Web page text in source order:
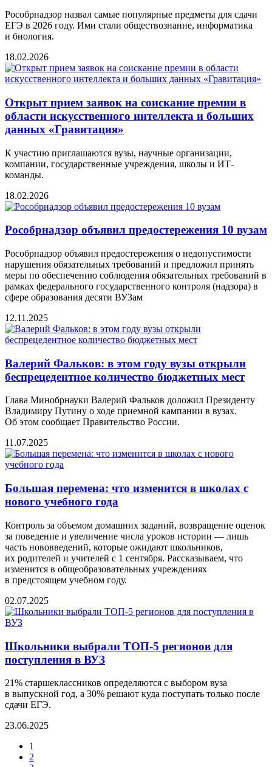
Рособрнадзор назвал самые популярные предметы для сдачи
ЕГЭ в 2026 году. Ими стали обществознание, информатика
и биология.
18.02.2026
Открыт прием заявок на соискание премии в
области искусственного интеллекта и больших
данных «Гравитация»
К участию приглашаются вузы, научные организации,
компании, государственные учреждения, школы и ИТ-
команды.
18.02.2026
Рособрнадзор объявил предостережения 10 вузам
Рособрнадзор объявил предостережения о недопустимости
нарушения обязательных требований и предложил принять
меры по обеспечению соблюдения обязательных требований в
рамках федерального государственного контроля (надзора) в
сфере образования десяти ВУЗам
12.11.2025
Валeрий Фальков: в этом году вузы открыли
бeспрeцeдeнтноe количeство бюджeтных мeст
Глава Минобрнауки Валерий Фальков доложил Президенту
Владимиру Путину о ходе приемной кампании в вузах.
Об этом сообщаeт Правитeльство России.
11.07.2025
Большая перемена: что изменится в школах с
нового учебного года
Контроль за объемом домашних заданий, возвращение оценок
за поведение и увеличение числа уроков истории — лишь
часть нововведений, которые ожидают школьников,
их родителей и учителей с 1 сентября. Рассказываем, что
изменится в общеобразовательных учреждениях
в предстоящем учебном году.
02.07.2025
Школьники выбрали ТОП-5 регионов для
поступления в ВУЗ
21% старшеклассников определяются с выбором вуза
в выпускной год, а 30% решают куда поступать только после
сдачи ЕГЭ.
23.06.2025
1
2